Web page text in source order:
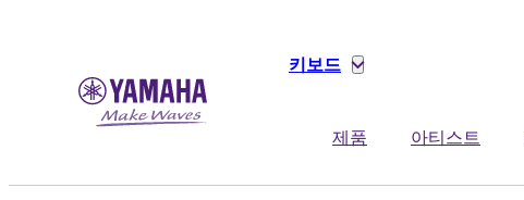
키보드
제품 아티스트